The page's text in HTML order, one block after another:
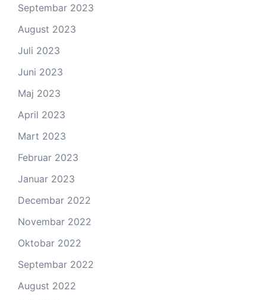
Septembar 2023
August 2023
Juli 2023
Juni 2023
Maj 2023
April 2023
Mart 2023
Februar 2023
Januar 2023
Decembar 2022
Novembar 2022
Oktobar 2022
Septembar 2022
August 2022